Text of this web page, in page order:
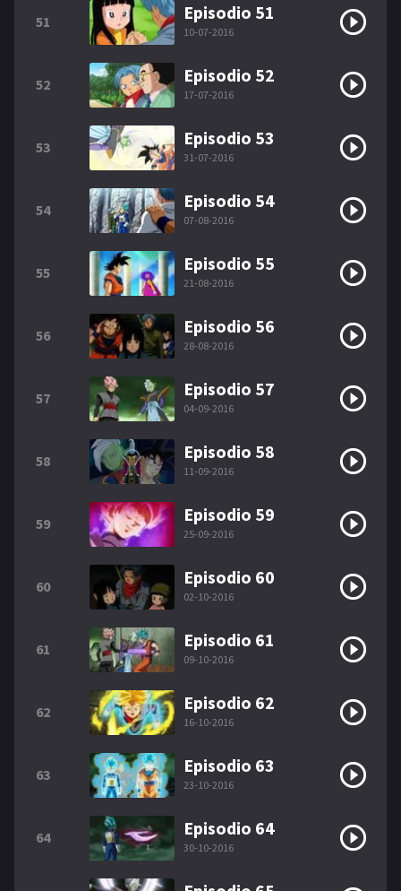
51 Episodio 51
10-07-2016
52 Episodio 52
17-07-2016
53 Episodio 53
31-07-2016
54 Episodio 54
07-08-2016
55 Episodio 55
21-08-2016
56 Episodio 56
28-08-2016
57 Episodio 57
04-09-2016
58 Episodio 58
11-09-2016
59 Episodio 59
25-09-2016
60 Episodio 60
02-10-2016
61 Episodio 61
09-10-2016
62 Episodio 62
16-10-2016
63 Episodio 63
23-10-2016
64 Episodio 64
30-10-2016